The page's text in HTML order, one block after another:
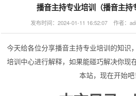
播音主持专业培训（播音主持
发布时间：2024-01-11 16:52:07 作者：
今天给各位分享播音主持专业培训的知识
培训中心进行解释，如果能碰巧解决你现
本站，现在开始吧